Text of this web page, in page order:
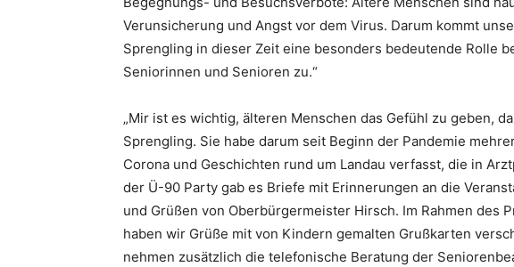
Verunsicherung und Angst vor dem Virus. Darum kommt
Sprengling in dieser Zeit eine besonders bedeutende Rolle
Seniorinnen und Senioren zu.“
„Mir ist es wichtig, älteren Menschen das Gefühl zu geben,
Sprengling. Sie habe darum seit Beginn der Pandemie
Corona und Geschichten rund um Landau verfasst, die in
der Ü-90 Party gab es Briefe mit Erinnerungen an die
und Grüßen von Oberbürgermeister Hirsch. Im Rahmen des
haben wir Grüße mit von Kindern gemalten Grußkarten
nehmen zusätzlich die telefonische Beratung der